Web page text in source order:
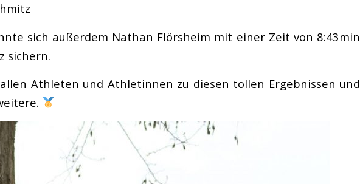
sich außerdem Nathan Flörsheim mit einer Zeit von 8:43min
sichern.
Athleten und Athletinnen zu diesen tollen Ergebnissen und